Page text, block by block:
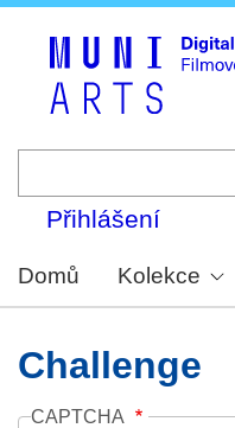
Přihlášení
Domů Kolekce
Challenge
CAPTCHA